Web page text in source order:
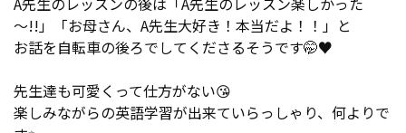
～!!」「お母さん、A先生大好き！本当だよ！！」と
お話を自転車の後ろでしてくださるそうです🤭♥
先生達も可愛くって仕方がない😘
楽しみながらの英語学習が出来ていらっしゃり、何よりで